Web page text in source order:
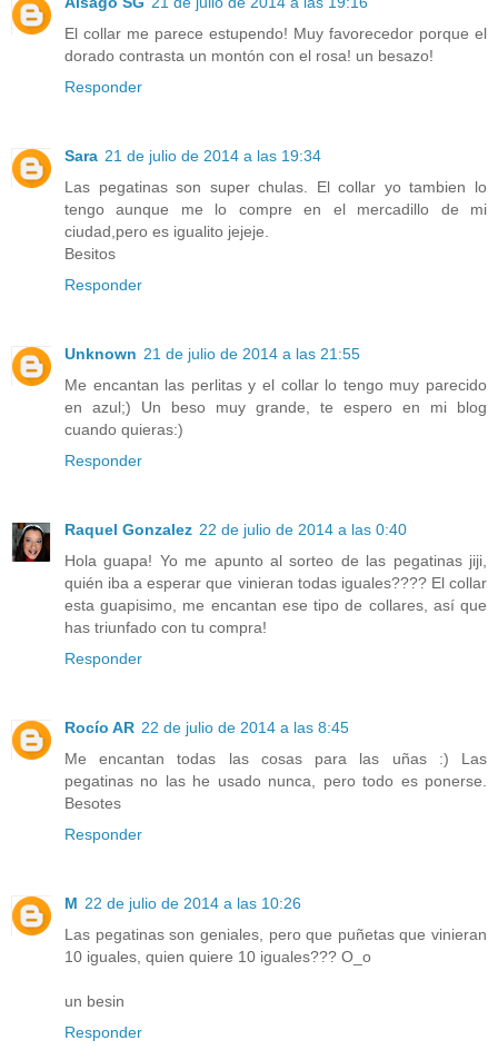
El collar me parece estupendo! Muy favorecedor porque el
dorado contrasta un montón con el rosa! un besazo!
Responder
Sara 21 de julio de 2014 a las 19:34
Las pegatinas son super chulas. El collar yo tambien lo
tengo aunque me lo compre en el mercadillo de mi
ciudad,pero es igualito jejeje.
Besitos
Responder
Unknown 21 de julio de 2014 a las 21:55
Me encantan las perlitas y el collar lo tengo muy parecido
en azul;) Un beso muy grande, te espero en mi blog
cuando quieras:)
Responder
Raquel Gonzalez 22 de julio de 2014 a las 0:40
Hola guapa! Yo me apunto al sorteo de las pegatinas jiji,
quién iba a esperar que vinieran todas iguales???? El collar
esta guapisimo, me encantan ese tipo de collares, así que
has triunfado con tu compra!
Responder
Rocío AR 22 de julio de 2014 a las 8:45
Me encantan todas las cosas para las uñas :) Las
pegatinas no las he usado nunca, pero todo es ponerse.
Besotes
Responder
M 22 de julio de 2014 a las 10:26
Las pegatinas son geniales, pero que puñetas que vinieran
10 iguales, quien quiere 10 iguales??? O_o
un besin
Responder